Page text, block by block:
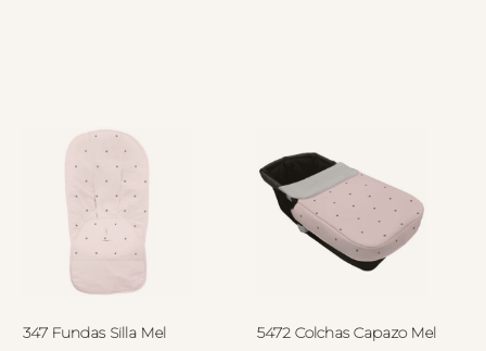
347 Fundas Silla Mel
5472 Colchas Capazo Mel